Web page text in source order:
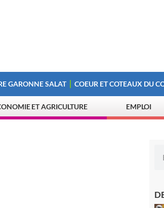
GARONNE SALAT COEUR ET COTEAUX DU
ET AGRICULTURE EMPLOI